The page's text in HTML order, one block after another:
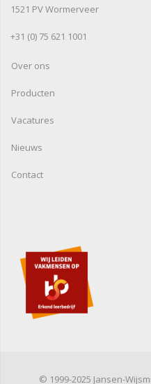
1521 PV Wormerveer
+31 (0) 75 621 1001
Over ons
Producten
Vacatures
Nieuws
Contact
© 1999-2025 Jansen-